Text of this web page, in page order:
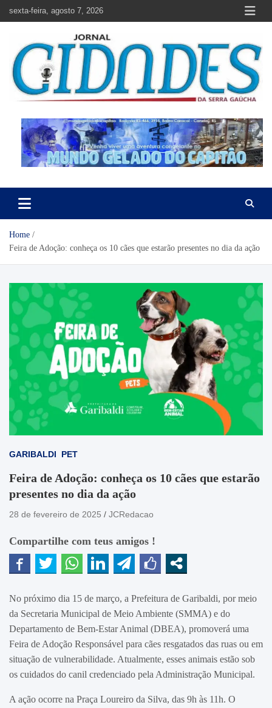
sexta-feira, agosto 7, 2026
Jornal Cidades da Serra Gaúcha
Home
Feira de Adoção: conheça os 10 cães que estarão presentes no dia da ação
GARIBALDI PET
Feira de Adoção: conheça os 10 cães que estarão
presentes no dia da ação
28 de fevereiro de 2025 JCRedacao
Compartilhe com teus amigos !
No próximo dia 15 de março, a Prefeitura de Garibaldi, por meio
da Secretaria Municipal de Meio Ambiente (SMMA) e do
Departamento de Bem-Estar Animal (DBEA), promoverá uma
Feira de Adoção Responsável para cães resgatados das ruas ou em
situação de vulnerabilidade. Atualmente, esses animais estão sob
os cuidados do canil credenciado pela Administração Municipal.
A ação ocorre na Praça Loureiro da Silva, das 9h às 11h. O